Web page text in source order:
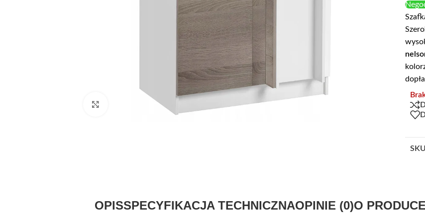
Zobacz duże zdjęcie
OPISSPECYFIKACJA TECHNICZNAOPINIE (0)O